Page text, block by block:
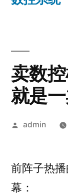
卖数
就是
发
admin
前阵子热
幕：